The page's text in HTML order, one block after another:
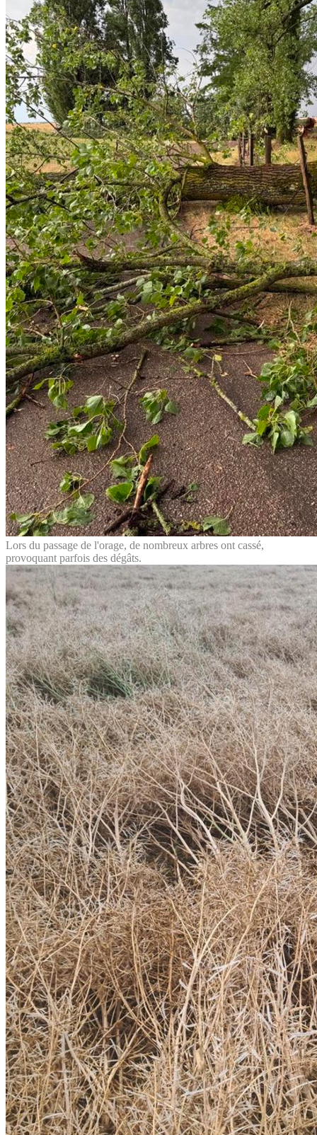
Lors du passage de l'orage, de nombreux arbres ont cassé,
provoquant parfois des dégâts.